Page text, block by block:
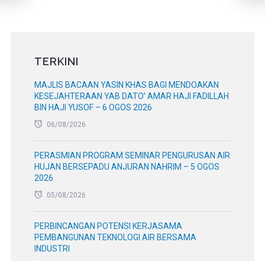
TERKINI
MAJLIS BACAAN YASIN KHAS BAGI MENDOAKAN
KESEJAHTERAAN YAB DATO’ AMAR HAJI FADILLAH
BIN HAJI YUSOF – 6 OGOS 2026
06/08/2026
PERASMIAN PROGRAM SEMINAR PENGURUSAN AIR
HUJAN BERSEPADU ANJURAN NAHRIM – 5 OGOS
2026
05/08/2026
PERBINCANGAN POTENSI KERJASAMA
PEMBANGUNAN TEKNOLOGI AIR BERSAMA
INDUSTRI